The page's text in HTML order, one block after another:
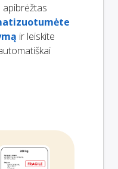
apibrėžtas
ir leiskite